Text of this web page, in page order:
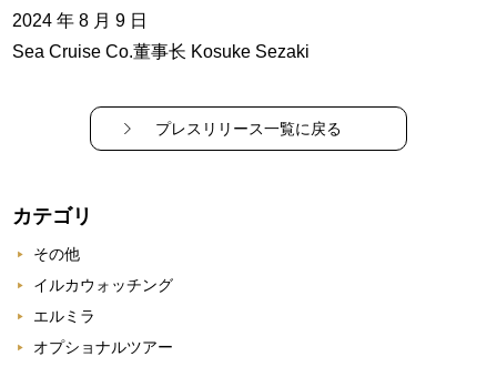
2024 年 8 月 9 日
Sea Cruise Co.董事长 Kosuke Sezaki
プレスリリース一覧に戻る
カテゴリ
その他
イルカウォッチング
エルミラ
オプショナルツアー